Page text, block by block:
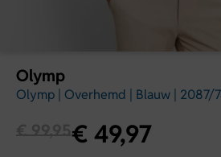
Olymp
Olymp | Overhemd | Blauw | 2087/
€ 49,97